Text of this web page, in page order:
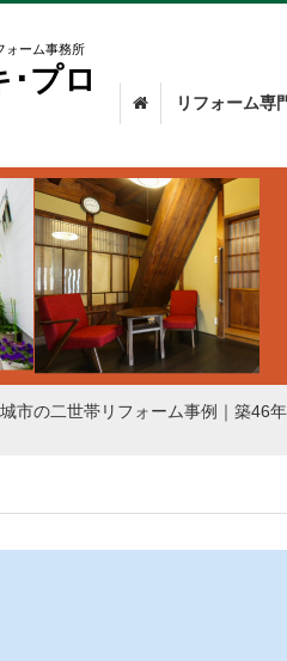
ォーム事務所
･プロ
リフォーム専
市の二世帯リフォーム事例｜築46